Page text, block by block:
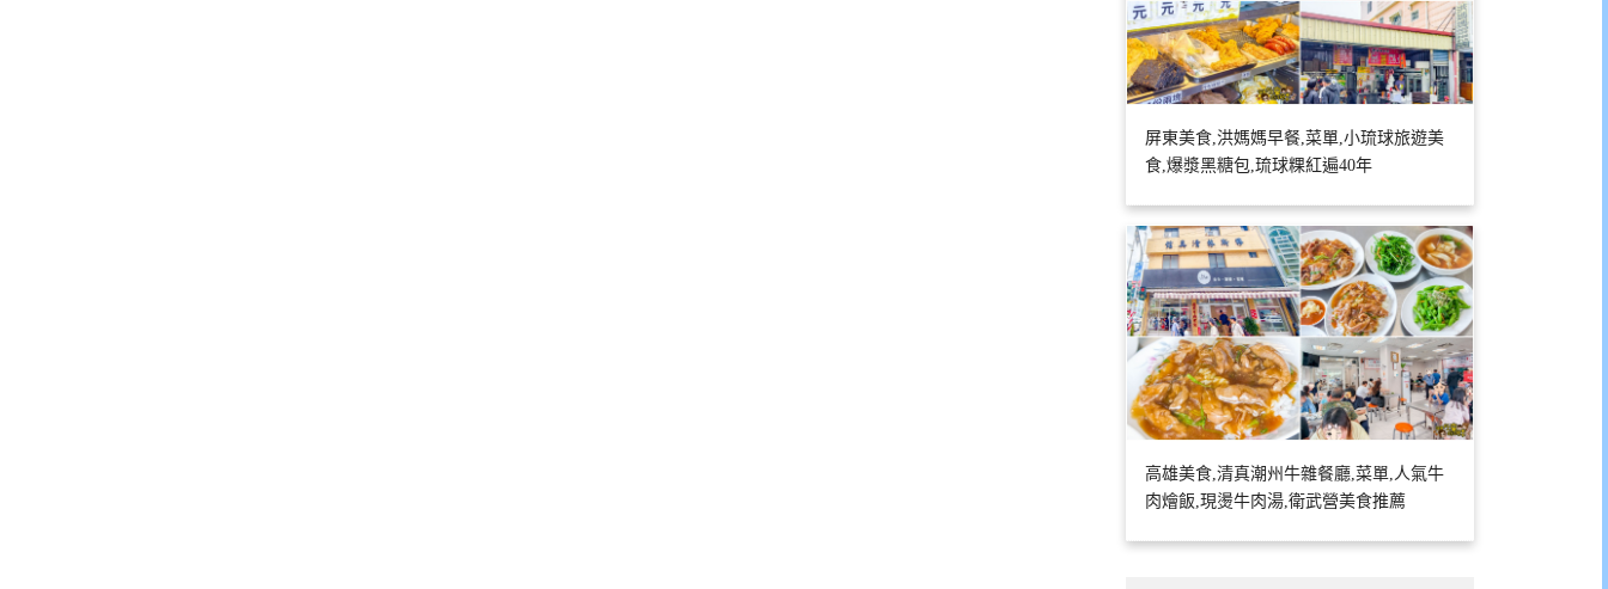
屏東美食,洪媽媽早餐,菜單,小琉球旅遊美
食,爆漿黑糖包,琉球粿紅遍40年
高雄美食,清真潮州牛雜餐廳,菜單,人氣牛
肉燴飯,現燙牛肉湯,衛武營美食推薦